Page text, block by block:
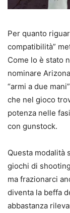
Per quanto
compatibilità”
Come lo è stato
nominare
“armi a due
che nel gioco
potenza nelle
con gunstock.
Questa modalità
giochi di
ma frazionarci
diventa la beffa
abbastanza